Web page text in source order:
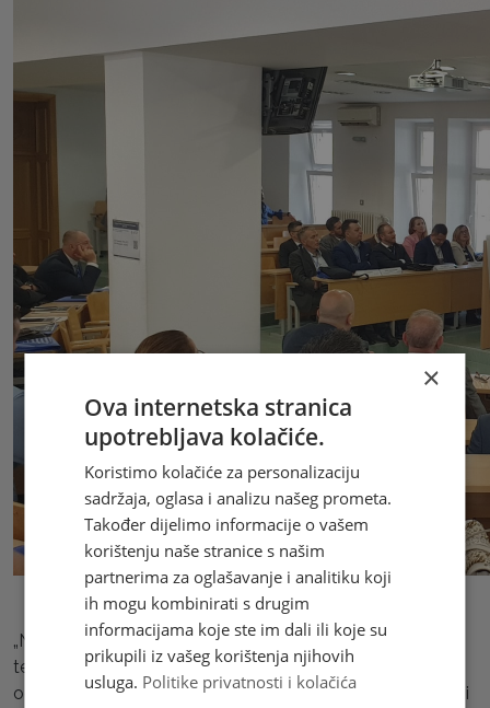
„Novi trendovi u saobraćajnim i komunikacijskim
tehnologijama“ tema je međunarodne konferencije
održane u Sarajevu u organizaciji Fakulteta za saobraćaj i
×
Ova internetska stranica
upotrebljava kolačiće.
Koristimo kolačiće za personalizaciju
sadržaja, oglasa i analizu našeg prometa.
Također dijelimo informacije o vašem
korištenju naše stranice s našim
partnerima za oglašavanje i analitiku koji
ih mogu kombinirati s drugim
informacijama koje ste im dali ili koje su
prikupili iz vašeg korištenja njihovih
usluga. Politike privatnosti i kolačića